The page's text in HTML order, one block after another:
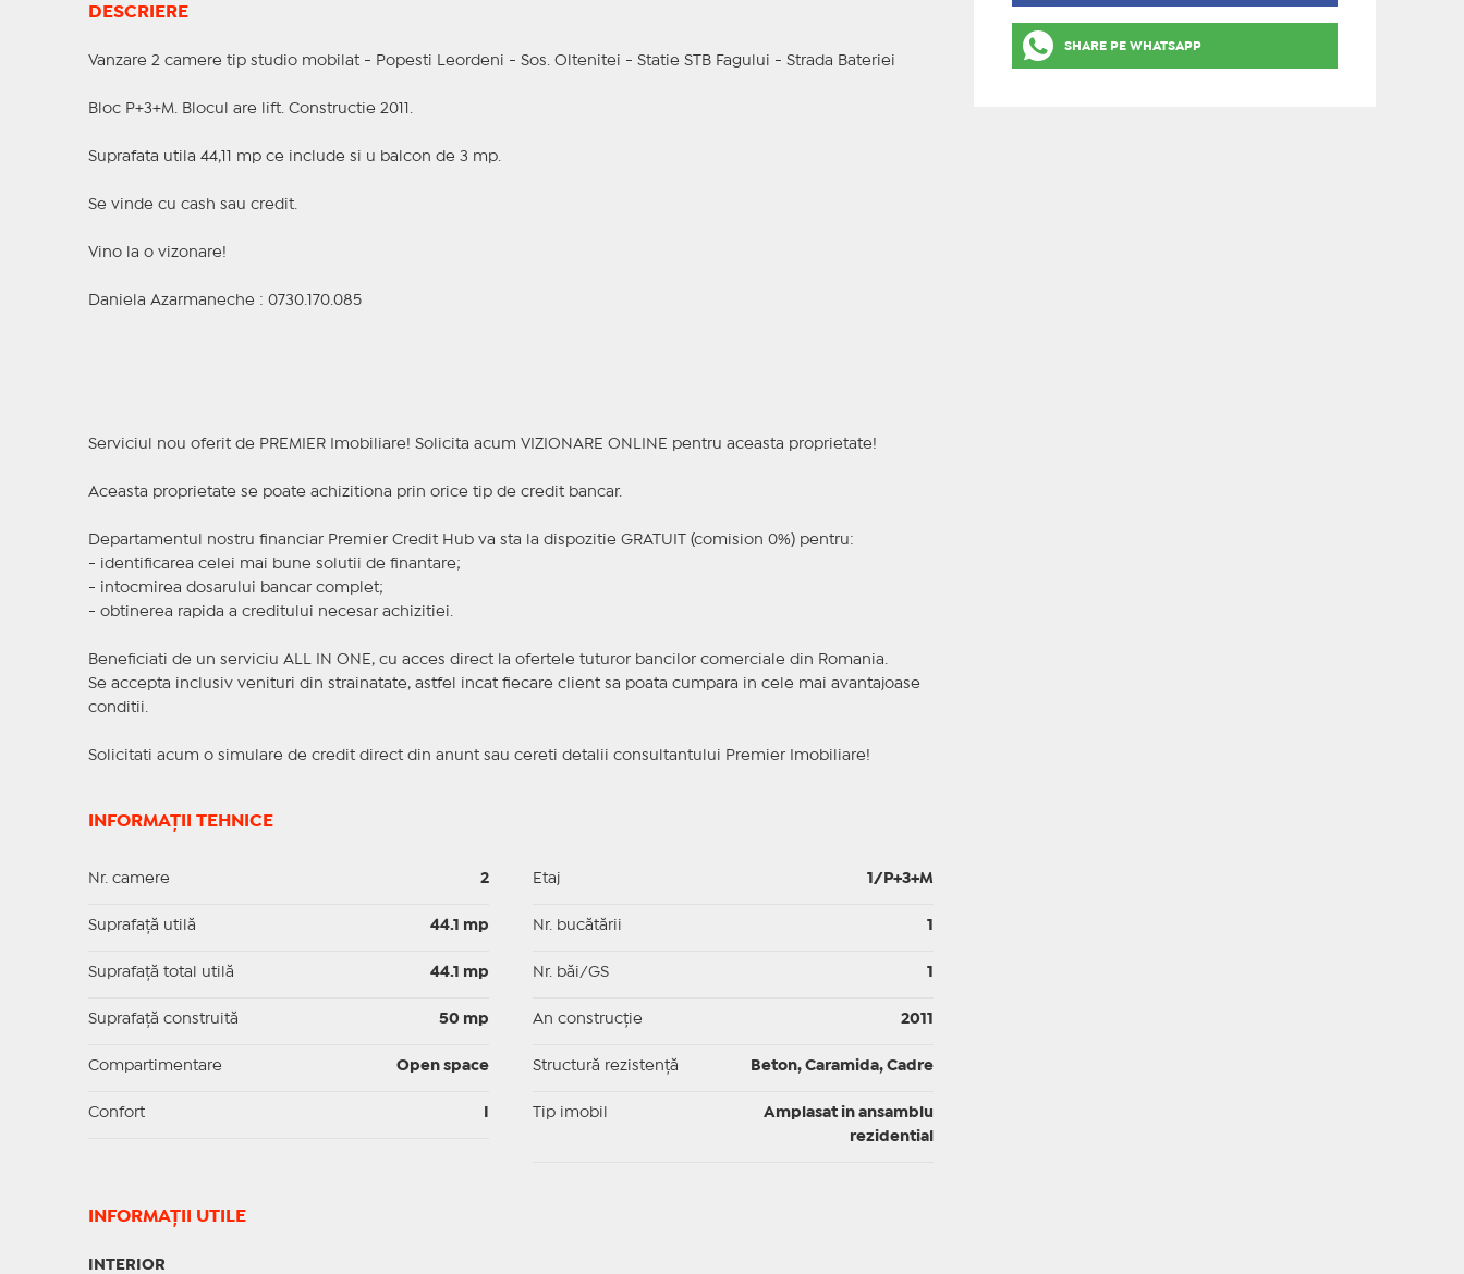
DESCRIERE
Vanzare 2 camere tip studio mobilat - Popesti Leordeni - Sos. Oltenitei - Statie STB Fagului - Strada Bateriei
Bloc P+3+M. Blocul are lift. Constructie 2011.
Suprafata utila 44,11 mp ce include si u balcon de 3 mp.
Se vinde cu cash sau credit.
Vino la o vizonare!
Daniela Azarmaneche : 0730.170.085
Serviciul nou oferit de PREMIER Imobiliare! Solicita acum VIZIONARE ONLINE pentru aceasta proprietate!
Aceasta proprietate se poate achizitiona prin orice tip de credit bancar.
Departamentul nostru financiar Premier Credit Hub va sta la dispozitie GRATUIT (comision 0%) pentru:
- identificarea celei mai bune solutii de finantare;
- intocmirea dosarului bancar complet;
- obtinerea rapida a creditului necesar achizitiei.
Beneficiati de un serviciu ALL IN ONE, cu acces direct la ofertele tuturor bancilor comerciale din Romania.
Se accepta inclusiv venituri din strainatate, astfel incat fiecare client sa poata cumpara in cele mai avantajoase
conditii.
Solicitati acum o simulare de credit direct din anunt sau cereti detalii consultantului Premier Imobiliare!
INFORMAȚII TEHNICE
Nr. camere 2
Suprafaţă utilă 44.1 mp
Suprafaţă total utilă 44.1 mp
Suprafaţă construită 50 mp
Compartimentare Open space
Confort
Etaj 1/P+3+M
Nr. bucătării
Nr. băi/GS
An construcție 2011
Structură rezistență Beton, Caramida, Cadre
Tip imobil
Amplasat in ansamblu
rezidential
INFORMAŢII UTILE
INTERIOR
SHARE PE WHATSAPP